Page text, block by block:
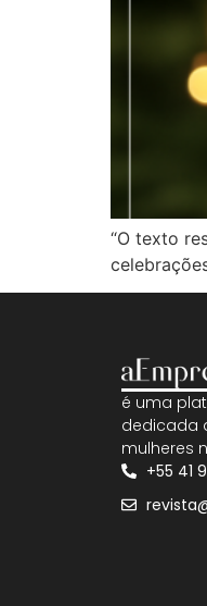
“O texto
é uma
dedicada
mulheres
+55 41